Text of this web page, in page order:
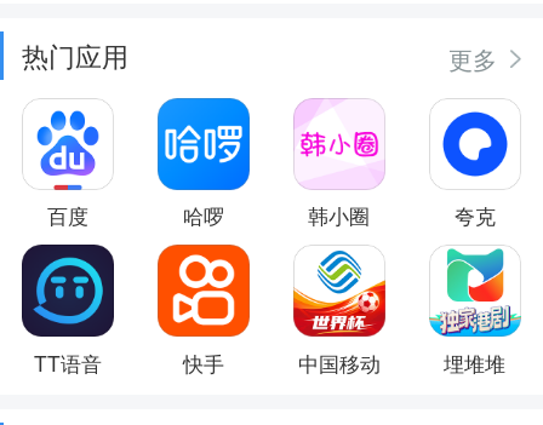
热门应用 更多
百度 哈啰 韩小圈 夸克
TT语音 快手 中国移动 埋堆堆